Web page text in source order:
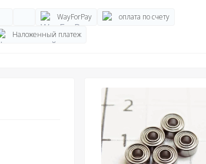
WayForPay
оплата по счету
Наложенный платеж